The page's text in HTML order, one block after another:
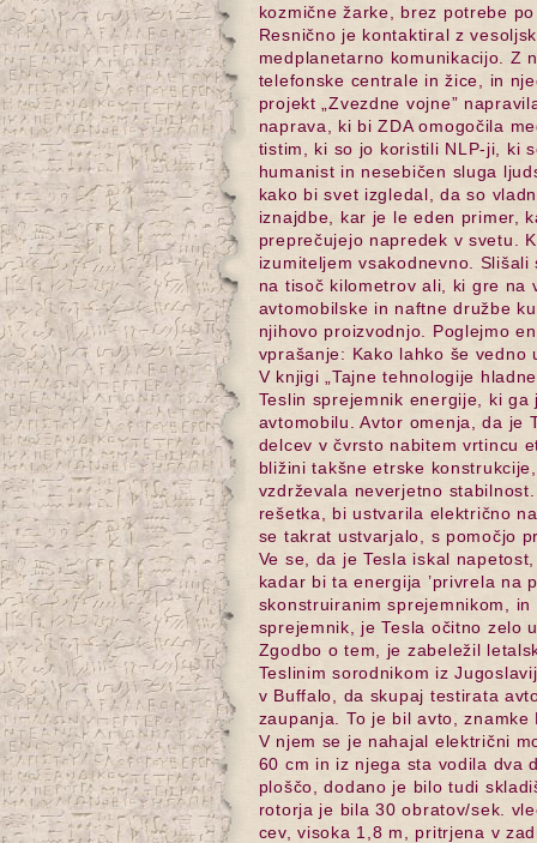
kozmične žarke, brez potrebe
Resnično je kontaktiral z
medplanetarno komunikacijo. Z
telefonske centrale in žice, in
projekt „Zvezdne vojne”
naprava, ki bi ZDA omogočila
tistim, ki so jo koristili NLP-ji, ki
humanist in nesebičen sluga
kako bi svet izgledal, da so
iznajdbe, kar je le eden primer,
preprečujejo napredek v svetu.
izumiteljem vsakodnevno.
na tisoč kilometrov ali, ki gre na
avtomobilske in naftne družbe
njihovo proizvodnjo. Poglejmo
vprašanje: Kako lahko še
V knjigi „Tajne tehnologije
Teslin sprejemnik energije, ki ga
avtomobilu. Avtor omenja, da je
delcev v čvrsto nabitem vrtincu
bližini takšne etrske
vzdrževala neverjetno
rešetka, bi ustvarila električno
se takrat ustvarjalo, s pomočjo
Ve se, da je Tesla iskal
kadar bi ta energija ’privrela na
skonstruiranim sprejemnikom,
sprejemnik, je Tesla očitno zelo
Zgodbo o tem, je zabeležil
Teslinim sorodnikom iz
v Buffalo, da skupaj testirata
zaupanja. To je bil avto,
V njem se je nahajal električni
60 cm in iz njega sta vodila dva
ploščo, dodano je bilo tudi
rotorja je bila 30 obratov/sek.
cev, visoka 1,8 m, pritrjena v